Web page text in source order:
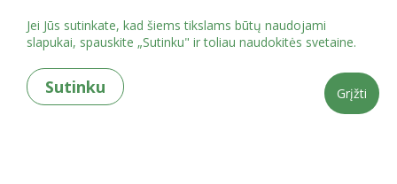
Grįžti
Jei Jūs sutinkate, kad šiems tikslams būtų naudojami
slapukai, spauskite „Sutinku" ir toliau naudokitės svetaine.
Sutinku